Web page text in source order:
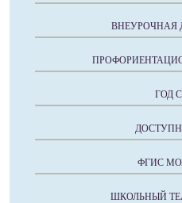
ВНЕУРОЧНАЯ
ГОД
ФГИС
ШКОЛЬНЫЙ